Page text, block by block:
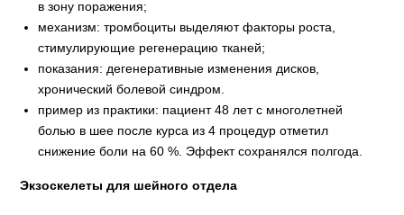
в зону поражения;
механизм: тромбоциты выделяют факторы роста,
стимулирующие регенерацию тканей;
показания: дегенеративные изменения дисков,
хронический болевой синдром.
пример из практики: пациент 48 лет с многолетней
болью в шее после курса из 4 процедур отметил
снижение боли на 60 %. Эффект сохранялся полгода.
Экзоскелеты для шейного отдела